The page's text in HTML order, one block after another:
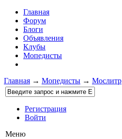
Главная
Форум
Блоги
Объявления
Клубы
Мопедисты
Главная → Мопедисты → Мослитр
Регистрация
Войти
Меню